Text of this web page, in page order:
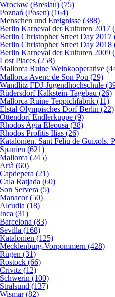
Wrocław (Breslau) (75)
Poznań (Posen) (164)
Menschen und Ereignisse (388)
Berlin Karneval der Kulturen 2017
Berlin Christopher Street Day 2017
Berlin Christopher Street Day 2018
Berlin Karneval der Kulturen 2009
Lost Places (258)
Mallorca Ruine Weinkooperative
Mallorca Avenc de Son Pou (29)
Wandlitz FDJ-Jugendhochschule
Rüdersdorf Kalkstein-Tagebau (26)
Mallorca Ruine Teppichfabrik (11)
Elstal Olympisches Dorf Berlin (22)
Ottendorf Endlerkuppe (9)
Rhodos Agia Eleousa (38)
Rhodos Profitis Ilias (26)
Katalonien. Sant Feliu de Guixols.
Spanien (621)
Mallorca (245)
Artà (60)
Capdepera (21)
Cala Ratjada (60)
Son Servera (5)
Manacor (50)
Alcudia (18)
Inca (31)
Barcelona (83)
Sevilla (168)
Katalonien (125)
Mecklenburg-Vorpommern (428)
Rügen (31)
Rostock (66)
Crivitz (12)
Schwerin (100)
Stralsund (137)
Wismar (82)